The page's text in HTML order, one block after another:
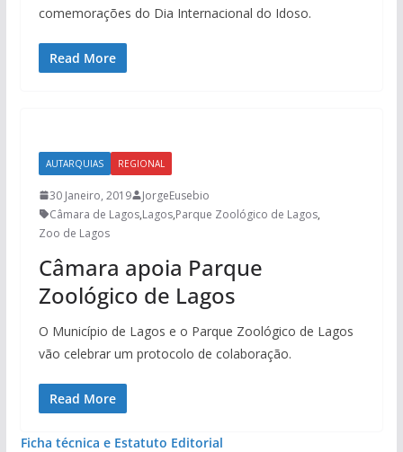
comemorações do Dia Internacional do Idoso.
Read More
AUTARQUIAS REGIONAL
30 Janeiro, 2019
JorgeEusebio
Câmara de Lagos,Lagos,Parque Zoológico de Lagos,
Zoo de Lagos
Câmara apoia Parque
Zoológico de Lagos
O Município de Lagos e o Parque Zoológico de Lagos
vão celebrar um protocolo de colaboração.
Read More
Ficha técnica e Estatuto Editorial